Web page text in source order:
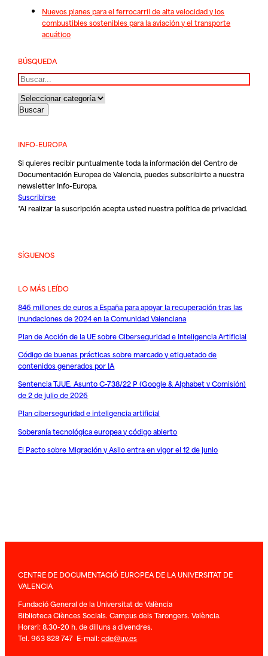
Nuevos planes para el ferrocarril de alta velocidad y los
combustibles sostenibles para la aviación y el transporte
acuático
BÚSQUEDA
Buscar
INFO-EUROPA
Si quieres recibir puntualmente toda la información del Centro de
Documentación Europea de Valencia, puedes subscribirte a nuestra
newsletter Info-Europa.
Suscribirse
*Al realizar la suscripción acepta usted nuestrapolítica de privacidad.
SÍGUENOS
LO MÁS LEÍDO
846 millones de euros a España para apoyar la recuperación tras las
inundaciones de 2024 en la Comunidad Valenciana
Plan de Acción de la UE sobre Ciberseguridad e Inteligencia Artificial
Código de buenas prácticas sobre marcado y etiquetado de
contenidos generados por IA
Sentencia TJUE. Asunto C-738/22 P (Google & Alphabet v Comisión)
de 2 de julio de 2026
Plan ciberseguridad e inteligencia artificial
Soberanía tecnológica europea y código abierto
El Pacto sobre Migración y Asilo entra en vigor el 12 de junio
CENTRE DE DOCUMENTACIÓ EUROPEA DE LA UNIVERSITAT DE
VALENCIA
Fundació General de la Universitat de València
Biblioteca Ciènces Socials. Campus dels Tarongers. València.
Horari: 8.30-20 h. de dilluns a divendres.
Tel. 963 828 747 E-mail:cde@uv.es